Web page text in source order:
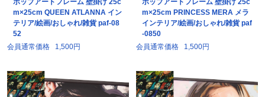
m×25cm QUEEN ATLANNA イン
テリア/絵画/おしゃれ/雑貨 paf-08
52
会員通常価格
1,500円
m×25cm PRINCESS MERA メラ
インテリア/絵画/おしゃれ/雑貨 paf
-0850
会員通常価格
1,500円